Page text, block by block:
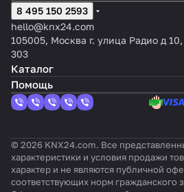
цве
т:
Чёр
ный
бел
ый
чёр
ная
рам
й
глян
цевы
OCCULO
8 495 150 2593
hello@knx24.com
105005, Москва г. улица Радио д
303
Каталог
Помощь
© 2026 KNX24.com. Все
характеристики и условия продажи
характер и не являются публичной
соответствующих норм гражданского